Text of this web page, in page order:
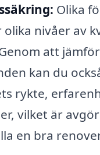
Olika
nivåer av
att
kan du
rykte,
vilket är
en bra